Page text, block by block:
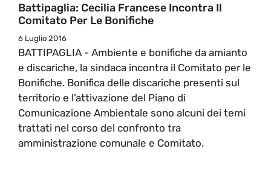
Battipaglia: Cecilia Francese Incontra Il
Comitato Per Le Bonifiche
6 Luglio 2016
BATTIPAGLIA - Ambiente e bonifiche da amianto
e discariche, la sindaca incontra il Comitato per le
Bonifiche. Bonifica delle discariche presenti sul
territorio e l’attivazione del Piano di
Comunicazione Ambientale sono alcuni dei temi
trattati nel corso del confronto tra
amministrazione comunale e Comitato.